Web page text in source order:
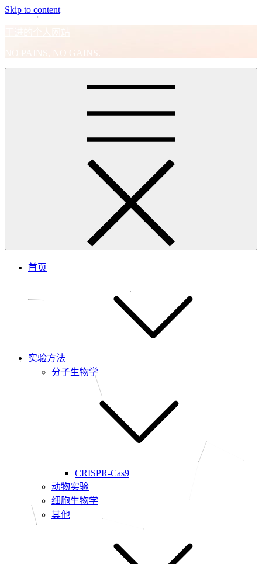
Skip to content
王进的个人网站
NO PAINS, NO GAINS.
首页
实验方法
分子生物学
CRISPR-Cas9
动物实验
细胞生物学
其他